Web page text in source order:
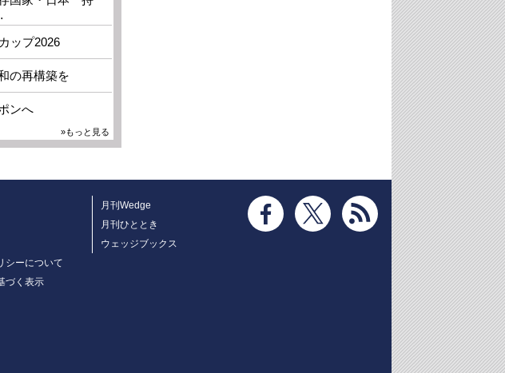
ップ2026
の再構築を
ンへ
»もっと見る
シーについて
づく表示
月刊Wedge
月刊ひととき
ウェッジブックス